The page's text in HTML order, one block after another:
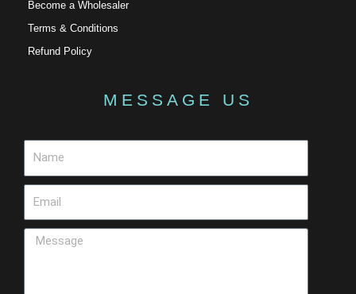
Become a Wholesaler
Terms & Conditions
Refund Policy
MESSAGE US